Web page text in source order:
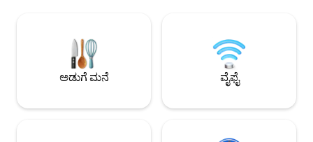
ಬೇಸಿಗೆಯಲ್ಲಿ ತೆರೆದಿರುತ್ತದೆ!
ಸ್ಥಳ, ಪ್ರತಿ ಕೋಣೆಯಲ್ಲಿ
ಪಾಂಗ್,
ಮೀನುಗಾರಿಕೆ
ಆಟಗಳು, 8 ವ್ಯಕ್ತಿಗಳ
ಬೀಚ್ ಆಟಿಕೆಗಳನ್ನು
ಅಡುಗೆ ಮನೆ ವೈಫೈ